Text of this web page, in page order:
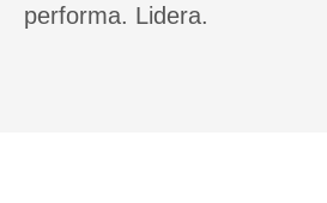
performa. Lidera.